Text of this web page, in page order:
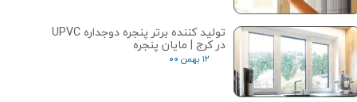
تولید کننده برتر پنجره دوجداره UPVC
در کرج | مایان پنجره
۱۲ بهمن ۰۰